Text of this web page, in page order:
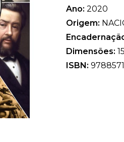
Ano: 2020
Origem:
Dimensões:
ISBN: